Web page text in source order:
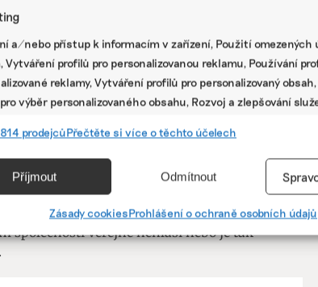
a/nebo přístup k informacím v zařízení, Použití omezených
Vytváření profilů pro personalizovanou reklamu, Používání
reklamy, Vytváření profilů pro personalizovaný
výběr personalizovaného obsahu, Rozvoj a zlepšování
a kombinování údajů z jiných zdrojů údajů, Propojení
Identifikace zařízení na základě automaticky přenášených
prodejcůPřečtěte si více o těchto účelech
Příjmout Odmítnout
Zásady cookiesProhlášení o ochraně osobních údajů
opatřeními pro boj proti změně klimatu
společnosti,
a emisí,
své emise.
jsou tradičně rezervovanější ve svých
okolnosti, zejména ceny energií i
krokům – snižovat energetickou
I to dílem přispívá k naplňování
společnosti veřejně nehlásí nebo je tak